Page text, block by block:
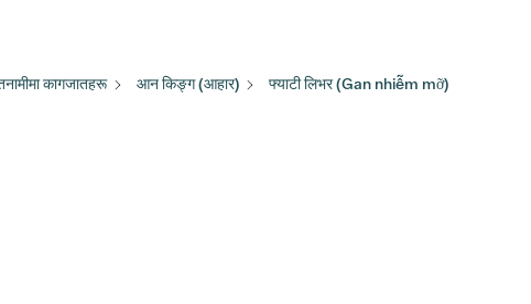
कागजातहरू आन किङ्ग (आहार) फ्याटी लिभर (Gan nhiễm mỡ)